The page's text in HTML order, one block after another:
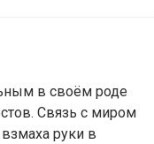
в своём роде
Связь с миром
руки в